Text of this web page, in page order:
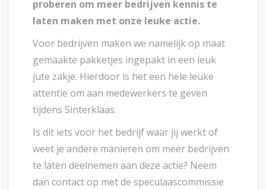
proberen om meer bedrijven kennis te
laten maken met onze leuke actie.
Voor bedrijven maken we namelijk op maat
gemaakte pakketjes ingepakt in een leuk
jute zakje. Hierdoor is het een hele leuke
attentie om aan medewerkers te geven
tijdens Sinterklaas.
Is dit iets voor het bedrijf waar jij werkt of
weet je andere manieren om meer bedrijven
te laten deelnemen aan deze actie? Neem
dan contact op met de speculaascommissie